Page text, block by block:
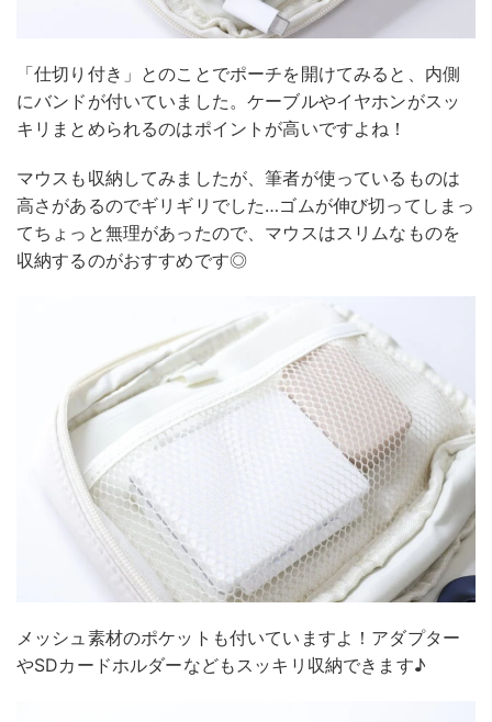
「仕切り付き」とのことでポーチを開けてみると、内側
にバンドが付いていました。ケーブルやイヤホンがスッ
キリまとめられるのはポイントが高いですよね！
マウスも収納してみましたが、筆者が使っているものは
高さがあるのでギリギリでした…ゴムが伸び切ってしまっ
てちょっと無理があったので、マウスはスリムなものを
収納するのがおすすめです◎
メッシュ素材のポケットも付いていますよ！アダプター
やSDカードホルダーなどもスッキリ収納できます♪